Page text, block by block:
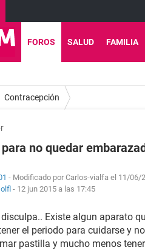
FOROS SALUD FAMILIA
Contracepción
no quedar
- Modificado por Carlos-vialfa el 11/06/
- 12 jun 2015 a las 17:45
Existe algun aparato
el periodo para cuidarse y
pastilla y mucho menos